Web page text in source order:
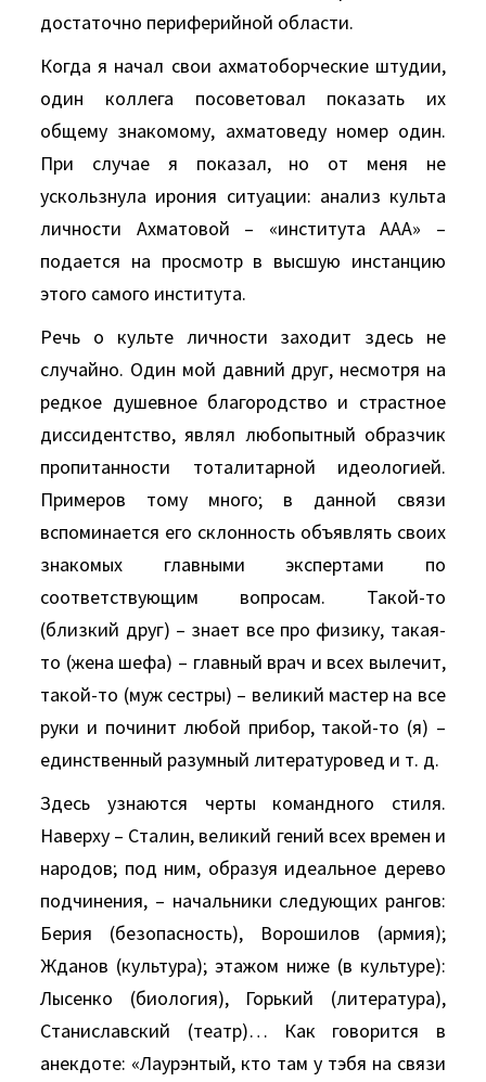
достаточно периферийной области.
Когда я начал свои ахматоборческие штудии,
один коллега посоветовал показать их
общему знакомому, ахматоведу номер один.
При случае я показал, но от меня не
ускользнула ирония ситуации: анализ культа
личности Ахматовой – «института ААА» –
подается на просмотр в высшую инстанцию
этого самого института.
Речь о культе личности заходит здесь не
случайно. Один мой давний друг, несмотря на
редкое душевное благородство и страстное
диссидентство, являл любопытный образчик
пропитанности тоталитарной идеологией.
Примеров тому много; в данной связи
вспоминается его склонность объявлять своих
знакомых главными экспертами по
соответствующим вопросам. Такой-то
(близкий друг) – знает все про физику, такая-
то (жена шефа) – главный врач и всех вылечит,
такой-то (муж сестры) – великий мастер на все
руки и починит любой прибор, такой-то (я) –
единственный разумный литературовед и т. д.
Здесь узнаются черты командного стиля.
Наверху – Сталин, великий гений всех времен и
народов; под ним, образуя идеальное дерево
подчинения, – начальники следующих рангов:
Берия (безопасность), Ворошилов (армия);
Жданов (культура); этажом ниже (в культуре):
Лысенко (биология), Горький (литература),
Станиславский (театр)… Как говорится в
анекдоте: «Лаурэнтый, кто там у тэбя на связи